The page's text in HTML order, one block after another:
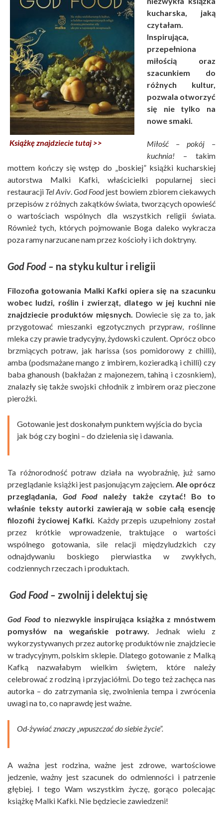
Książkę znajdziecie tutaj >>
kucharska, jaką
czytałam.
Inspirująca,
przepełniona
miłością oraz
szacunkiem do
różnych kultur,
pozwala otworzyć
się nie tylko na
nowe smaki.
Miłość – pokój –
kuchnia! – takim
mottem kończy się wstęp do „boskiej” książki kucharskiej
autorstwa Malki Kafki, właścicielki popularnej sieci
restauracji Tel Aviv.God Foodjest bowiem zbiorem ciekawych
przepisów z różnych zakątków świata, tworzących opowieść
o wartościach wspólnych dla wszystkich religii świata.
Również tych, których pojmowanie Boga daleko wykracza
poza ramy narzucane nam przez kościoły i ich doktryny.
God Food – na styku kultur i religii
Filozofia gotowania Malki Kafki opiera się na szacunku
wobec ludzi, roślin i zwierząt, dlatego w jej kuchni nie
znajdziecie produktów mięsnych. Dowiecie się za to, jak
przygotować mieszanki egzotycznych przypraw, roślinne
mleka czy prawie tradycyjny, żydowski czulent. Oprócz obco
brzmiących potraw, jak harissa (sos pomidorowy z chilli),
amba (podsmażane mango z imbirem, kozieradką i chilli) czy
baba ghanoush (bakłażan z majonezem, tahiną i czosnkiem),
znalazły się także swojski chłodnik z imbirem oraz pieczone
pierożki.
Gotowanie jest doskonałym punktem wyjścia do bycia
jak bóg czy bogini – do dzielenia się i dawania.
Ta różnorodność potraw działa na wyobraźnię, już samo
przeglądanie książki jest pasjonującym zajęciem. Ale oprócz
przeglądania, God Food należy także czytać! Bo to
właśnie teksty autorki zawierają w sobie całą esencję
filozofii życiowej Kafki. Każdy przepis uzupełniony został
przez krótkie wprowadzenie, traktujące o wartości
wspólnego gotowania, sile relacji międzyludzkich czy
odnajdywaniu boskiego pierwiastka w zwykłych,
codziennych rzeczach i produktach.
God Food – zwolnij i delektuj się
God Food to niezwykle inspirująca książka z mnóstwem
pomysłów na wegańskie potrawy. Jednak wielu z
wykorzystywanych przez autorkę produktów nie znajdziecie
w tradycyjnym, polskim sklepie. Dlatego gotowanie z Malką
Kafką nazwałabym wielkim świętem, które należy
celebrować z rodziną i przyjaciółmi. Do tego też zachęca nas
autorka – do zatrzymania się, zwolnienia tempa i zwrócenia
uwagi na to, co naprawdę jest ważne.
Od-żywiać znaczy „wpuszczać do siebie życie”.
A ważna jest rodzina, ważne jest zdrowe, wartościowe
jedzenie, ważny jest szacunek do odmienności i patrzenie
głębiej. I tego Wam wszystkim życzę, gorąco polecając
książkę Malki Kafki. Nie będziecie zawiedzeni!